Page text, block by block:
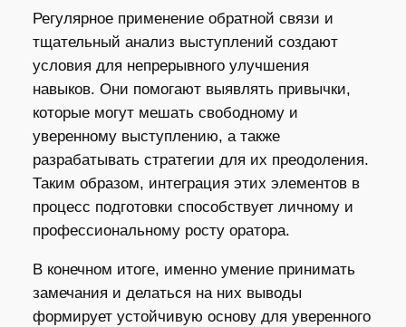
Регулярное применение обратной связи и
тщательный анализ выступлений создают
условия для непрерывного улучшения
навыков. Они помогают выявлять привычки,
которые могут мешать свободному и
уверенному выступлению, а также
разрабатывать стратегии для их преодоления.
Таким образом, интеграция этих элементов в
процесс подготовки способствует личному и
профессиональному росту оратора.
В конечном итоге, именно умение принимать
замечания и делаться на них выводы
формирует устойчивую основу для уверенного